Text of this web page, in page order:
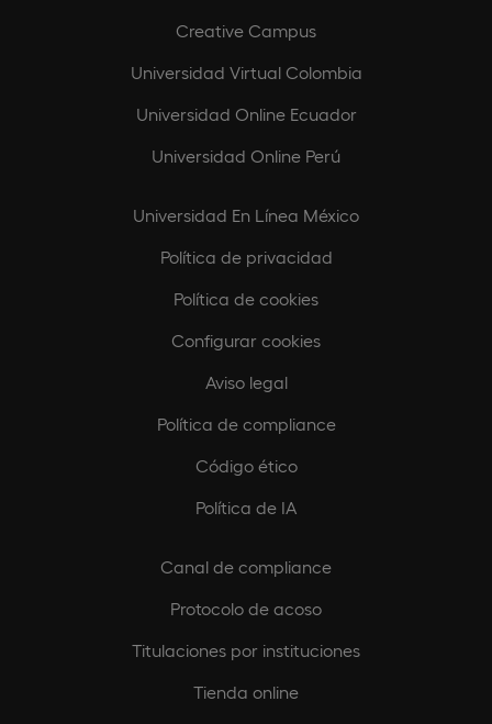
Creative Campus
Universidad Virtual Colombia
Universidad Online Ecuador
Universidad Online Perú
Universidad En Línea México
Política de privacidad
Política de cookies
Configurar cookies
Aviso legal
Política de compliance
Código ético
Política de IA
Canal de compliance
Protocolo de acoso
Titulaciones por instituciones
Tienda online